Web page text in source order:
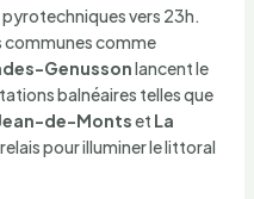
vers 23h.
communes comme
Genussonlancent le
balnéaires telles que
de-Montset La
pour illuminer le littoral